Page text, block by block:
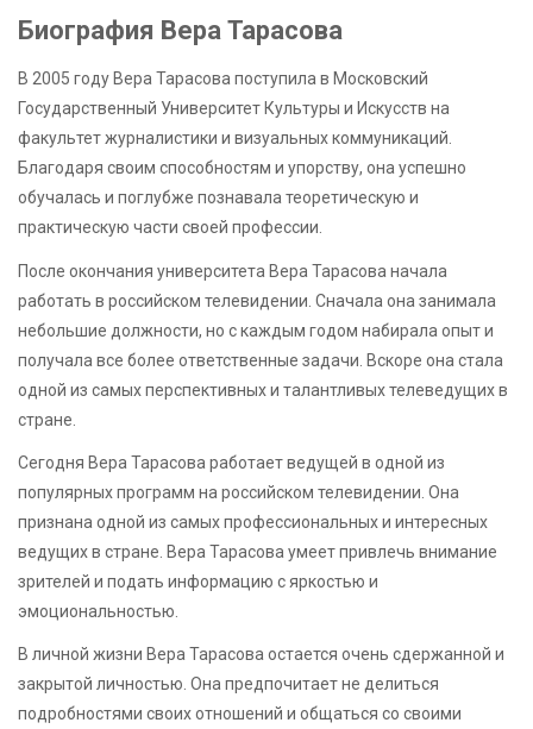
Биография Вера Тарасова
В 2005 году Вера Тарасова поступила в Московский
Государственный Университет Культуры и Искусств на
факультет журналистики и визуальных коммуникаций.
Благодаря своим способностям и упорству, она успешно
обучалась и поглубже познавала теоретическую и
практическую части своей профессии.
После окончания университета Вера Тарасова начала
работать в российском телевидении. Сначала она занимала
небольшие должности, но с каждым годом набирала опыт и
получала все более ответственные задачи. Вскоре она стала
одной из самых перспективных и талантливых телеведущих в
стране.
Сегодня Вера Тарасова работает ведущей в одной из
популярных программ на российском телевидении. Она
признана одной из самых профессиональных и интересных
ведущих в стране. Вера Тарасова умеет привлечь внимание
зрителей и подать информацию с яркостью и
эмоциональностью.
В личной жизни Вера Тарасова остается очень сдержанной и
закрытой личностью. Она предпочитает не делиться
подробностями своих отношений и общаться со своими